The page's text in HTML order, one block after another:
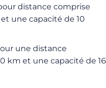
distance comprise
une capacité de 10
une distance
km et une capacité de 16